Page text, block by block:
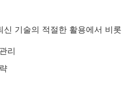
신 기술의 적절한 활용에서 비
리